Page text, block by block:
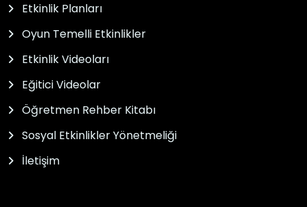
Etkinlik Planları
Oyun Temelli Etkinlikler
Etkinlik Videoları
Eğitici Videolar
Öğretmen Rehber Kitabı
Sosyal Etkinlikler Yönetmeliği
İletişim